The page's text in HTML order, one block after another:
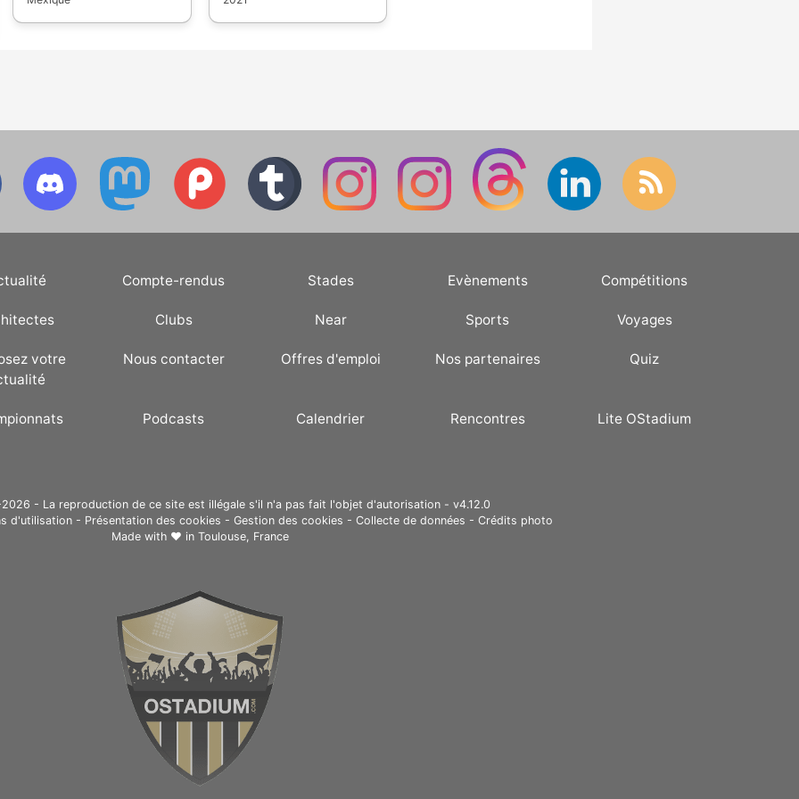
5625/baseball-
5624/miyoshi-
Douze équipes
détrôner le Japon. La
compétition a été
annulée. | Equipes |
USA | Pan-American
Championship | | !
(https://static.ostadium.com/assets/ui/country/ca.png)
Canada | Pan-American
Championship | | !
Baseball Championship |
| ![Mexique]
(https://static.ostadium.com/assets/ui/country/mx.png)
(https://static.ostadium.com/assets/ui/country/fr.png)
France | European
Women Baseball
Championship 2019 | | !
(https://static.ostadium.com/assets/ui/country/jp.png)
Japon | Women's
Baseball Asian Cup 2019
| | ![Philippines]
(https://static.ostadium.com/assets/ui/country/ph.png)
proviennent du tournoi
avoir lieu en mars 2020 à
Tucson, mais la Major
League Baseball a annulé
Compte-rendus Stades Evènements Compétitions
Clubs Near Sports Voyages
votre
Nous contacter Offres d'emploi Nos partenaires Quiz
Podcasts Calendrier Rencontres Lite OStadium
- La reproduction de ce site est illégale s'il n'a pas fait l'objet d'autorisation - v4.12.0
d'utilisation - Présentation des cookies - Gestion des cookies - Collecte de données - Crédits photo
Made with ❤ in Toulouse, France